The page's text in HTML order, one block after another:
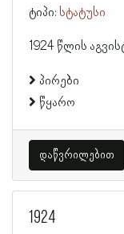
ტიპი: სტატუსი
1924 წლის
პირები
წყარო
დაწვრილებით
1924